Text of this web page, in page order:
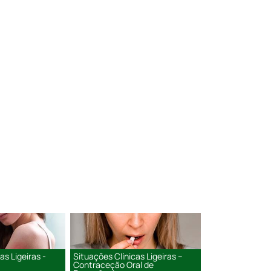
Ligeiras - Situações Clínicas Ligeiras –
Contraceção Oral de